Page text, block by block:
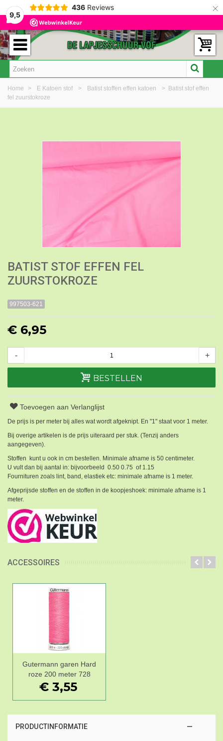
9,5
436 Reviews ×
Home > E Katoen stof > Batist stoffen effen katoen > Batist stof effen
fel zuurstokroze
BATIST STOF EFFEN FEL
ZUURSTOKROZE
997503-621
€ 6,95
- +
BESTELLEN
Toevoegen aan Verlanglijst
De prijs is per meter bij alles wat wordt afgeknipt. En "1" staat voor 1 meter.
Bij overige artikelen is de prijs uiteraard per stuk. (Tenzij anders
aangegeven).
Stoffen kunt u ook in cm bestellen. Minimale afname is 50 centimeter.
U vult dan bij aantal in: bijvoorbeeld 0.50 0.75 of 1.15
Fournituren zoals lint, band, elastiek etc: minimale afname is 1 meter.
Afgeprijsde stoffen en de stoffen in de koopjeshoek: minimale afname is 1
meter.
ACCESSOIRES
Gutermann garen Hard
roze 200 meter 728
€ 3,55
PRODUCTINFORMATIE